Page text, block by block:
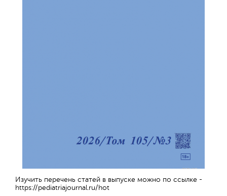
Изучить перечень статей в выпуске можно по ссылке -
https://pediatriajournal.ru/hot